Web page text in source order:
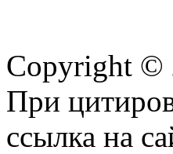
Copyright ©
При
ссылка на